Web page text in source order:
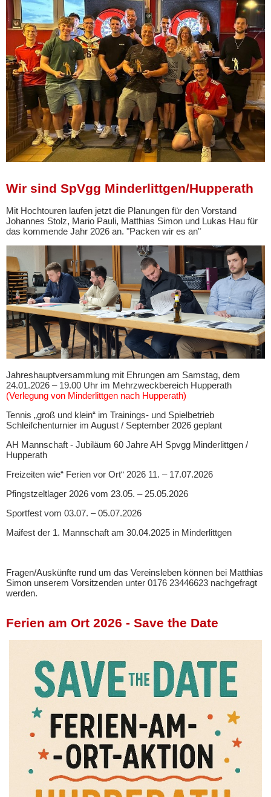
Wir sind SpVgg Minderlittgen/Hupperath
Mit Hochtouren laufen jetzt die Planungen für den Vorstand
Johannes Stolz, Mario Pauli, Matthias Simon und Lukas Hau für
das kommende Jahr 2026 an. "Packen wir es an"
Jahreshauptversammlung mit Ehrungen am Samstag, dem
24.01.2026 – 19.00 Uhr im Mehrzweckbereich Hupperath
(Verlegung von Minderlittgen nach Hupperath)
Tennis „groß und klein“ im Trainings- und Spielbetrieb
Schleifchenturnier im August / September 2026 geplant
AH Mannschaft - Jubiläum 60 Jahre AH Spvgg Minderlittgen /
Hupperath
Freizeiten wie“ Ferien vor Ort“ 2026 11. – 17.07.2026
Pfingstzeltlager 2026 vom 23.05. – 25.05.2026
Sportfest vom 03.07. – 05.07.2026
Maifest der 1. Mannschaft am 30.04.2025 in Minderlittgen
Fragen/Auskünfte rund um das Vereinsleben können bei Matthias
Simon unserem Vorsitzenden unter 0176 23446623 nachgefragt
werden.
Ferien am Ort 2026 - Save the Date